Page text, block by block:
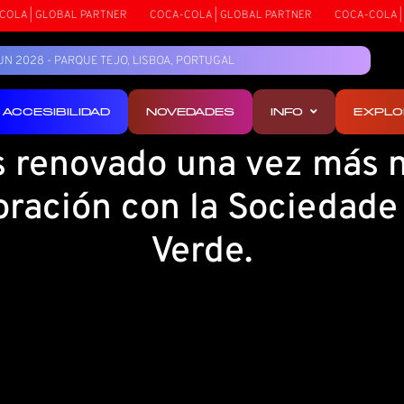
| GLOBAL PARTNER COCA-COLA | GLOBAL PARTNER COCA-COLA |
2028 - PARQUE TEJO, LISBOA, PORTUGAL
ACCESIBILIDAD NOVEDADES INFO
renovado una vez más
con la
Verde.